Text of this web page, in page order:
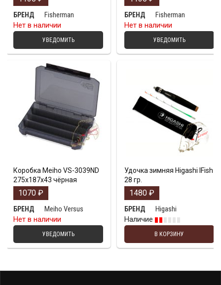
БРЕНД
Fisherman
Нет в наличии
УВЕДОМИТЬ
БРЕНД
Fisherman
Нет в наличии
УВЕДОМИТЬ
Коробка Meiho VS-3039ND
275х187х43 чёрная
1070 ₽
БРЕНД
Meiho Versus
Нет в наличии
УВЕДОМИТЬ
Удочка зимняя Higashi IFish
28 гр.
1480 ₽
БРЕНД
Higashi
Наличие
В КОРЗИНУ